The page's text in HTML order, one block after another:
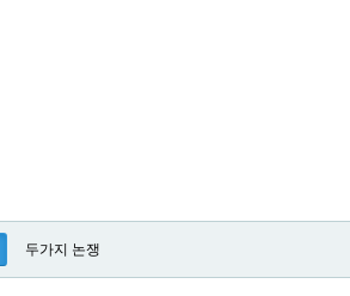
두가지 논쟁